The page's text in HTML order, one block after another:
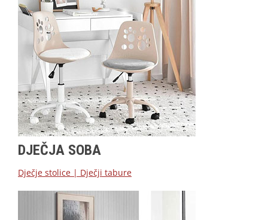
DJEČJA SOBA
Dječje stolice | Dječji tabure